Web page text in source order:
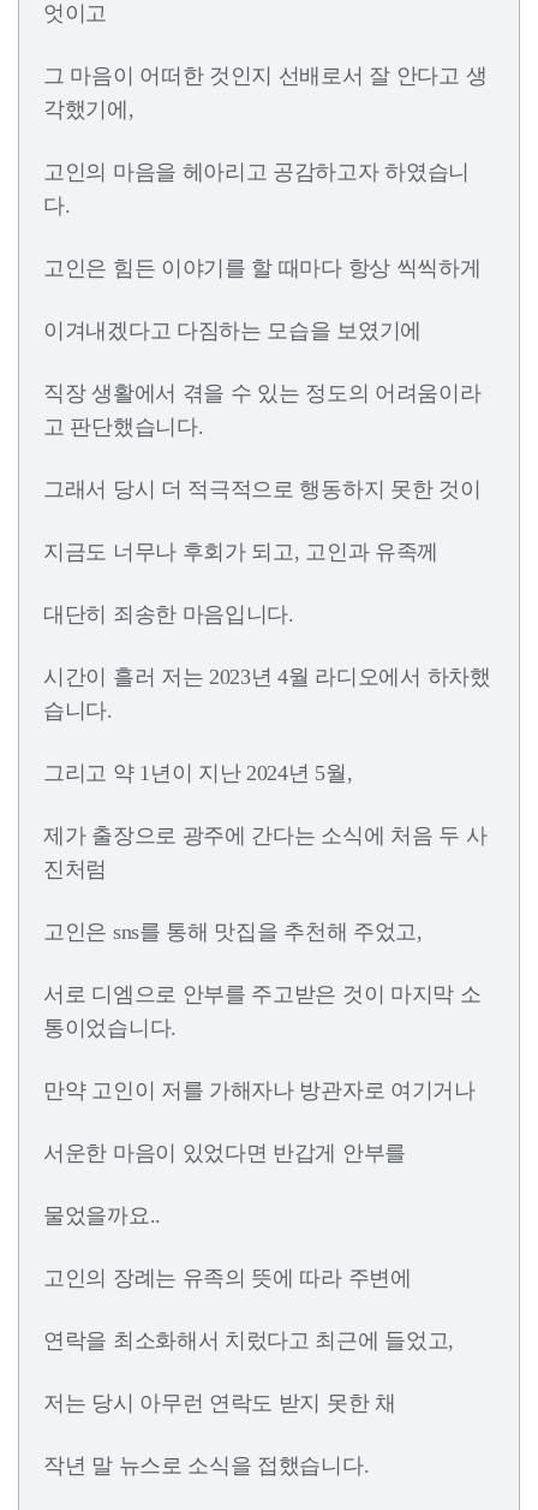
엇이고
그 마음이 어떠한 것인지 선배로서 잘 안다고 생
각했기에,
고인의 마음을 헤아리고 공감하고자 하였습니
다.
고인은 힘든 이야기를 할 때마다 항상 씩씩하게
이겨내겠다고 다짐하는 모습을 보였기에
직장 생활에서 겪을 수 있는 정도의 어려움이라
고 판단했습니다.
그래서 당시 더 적극적으로 행동하지 못한 것이
지금도 너무나 후회가 되고, 고인과 유족께
대단히 죄송한 마음입니다.
시간이 흘러 저는 2023년 4월 라디오에서 하차했
습니다.
그리고 약 1년이 지난 2024년 5월,
제가 출장으로 광주에 간다는 소식에 처음 두 사
진처럼
고인은 sns를 통해 맛집을 추천해 주었고,
서로 디엠으로 안부를 주고받은 것이 마지막 소
통이었습니다.
만약 고인이 저를 가해자나 방관자로 여기거나
서운한 마음이 있었다면 반갑게 안부를
물었을까요..
고인의 장례는 유족의 뜻에 따라 주변에
연락을 최소화해서 치렀다고 최근에 들었고,
저는 당시 아무런 연락도 받지 못한 채
작년 말 뉴스로 소식을 접했습니다.